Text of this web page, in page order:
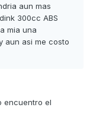
aun mas
300cc ABS
mia una
aun asi me costo
encuentro el